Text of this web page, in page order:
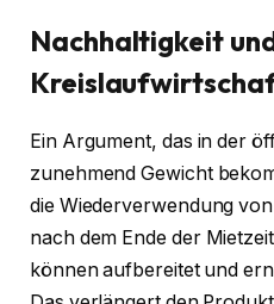
Nachhaltigkeit
Ein Argument, das in der
zunehmend Gewicht
die Wiederverwendung
nach dem Ende der
können aufbereitet und